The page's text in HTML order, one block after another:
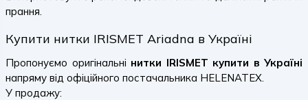
прання.
Купити нитки IRISMET Ariadna в Україні
Пропонуємо оригінальні нитки IRISMET купити в Україні
напряму від офіційного постачальника HELENATEX.
У продажу: